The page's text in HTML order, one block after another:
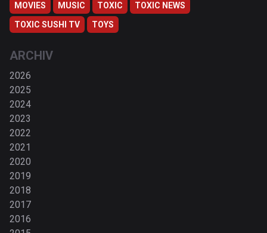
MOVIES
MUSIC TOXIC
TOXIC NEWS
TOXIC SUSHI TV
TOYS
ARCHIV
2026
2025
2024
2023
2022
2021
2020
2019
2018
2017
2016